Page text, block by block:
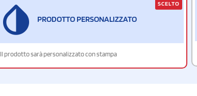
PRODOTTO PERSONALIZZATO
Il prodotto sarà personalizzato con stampa
SCELTO